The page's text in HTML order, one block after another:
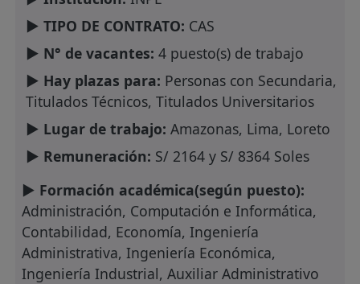
► TIPO DE CONTRATO: CAS
► N° de vacantes: 4 puesto(s) de trabajo
► Hay plazas para: Personas con Secundaria,
Titulados Técnicos, Titulados Universitarios
► Lugar de trabajo: Amazonas, Lima, Loreto
► Remuneración: S/ 2164 y S/ 8364 Soles
► Formación académica(según puesto):
Administración, Computación e Informática,
Contabilidad, Economía, Ingeniería
Administrativa, Ingeniería Económica,
Ingeniería Industrial, Auxiliar Administrativo